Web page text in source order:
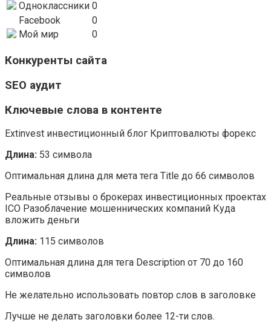
Одноклассники 0
Facebook
0
Мой мир
0
Конкуренты сайта
SEO аудит
Ключевые слова в контенте
Extinvest инвестиционный блог Криптовалюты форекс
Длина: 53 символа
Оптимальная длина для мета тега Title до 66 символов
Реальные отзывы о брокерах инвестиционных проектах
ICO Разоблачение мошеннических компаний Куда
вложить деньги
Длина: 115 символов
Оптимальная длина для тега Description от 70 до 160
символов
Не желательно использовать повтор слов в заголовке
Лучше не делать заголовки более 12-ти слов.